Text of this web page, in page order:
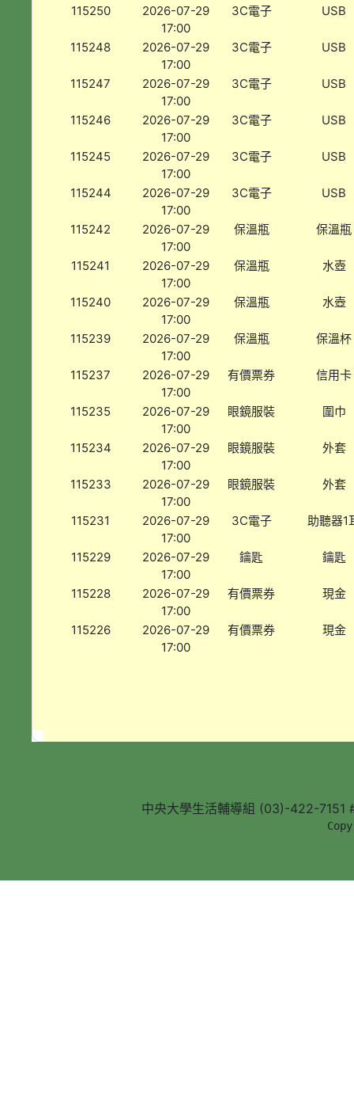
115250
2026-07-29
17:00
3C電子 USB
115248
2026-07-29
17:00
3C電子 USB
115247
2026-07-29
17:00
3C電子 USB
115246
2026-07-29
17:00
3C電子 USB
115245
2026-07-29
17:00
3C電子 USB
115244
2026-07-29
17:00
3C電子 USB
115242
2026-07-29
17:00
保溫瓶 保溫瓶
115241
2026-07-29
17:00
保溫瓶 水壺
115240
2026-07-29
17:00
保溫瓶 水壺
115239
2026-07-29
17:00
保溫瓶 保溫杯
115237
2026-07-29
17:00
有價票券 信用卡
115235
2026-07-29
17:00
眼鏡服裝 圍巾
115234
2026-07-29
17:00
眼鏡服裝 外套
115233
2026-07-29
17:00
眼鏡服裝 外套
115231
2026-07-29
17:00
3C電子 助聽器1
115229
2026-07-29
17:00
鑰匙 鑰匙
115228
2026-07-29
17:00
有價票券 現金
115226
2026-07-29
17:00
有價票券 現金
中央大學生活輔導組 (03)-422-7151